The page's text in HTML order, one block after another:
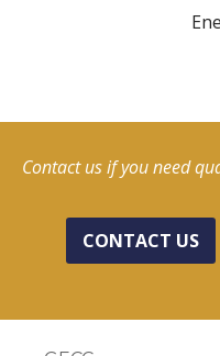
Contact us if you need
CONTACT US